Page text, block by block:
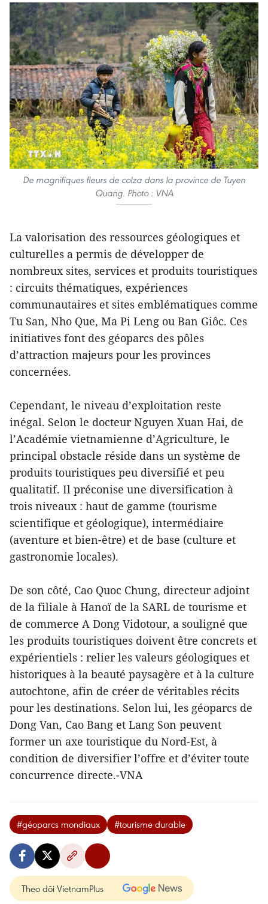
De magnifiques fleurs de colza dans la province de Tuyen
Quang. Photo : VNA
La valorisation des ressources géologiques et
culturelles a permis de développer de
nombreux sites, services et produits touristiques
: circuits thématiques, expériences
communautaires et sites emblématiques comme
Tu San, Nho Que, Ma Pi Leng ou Ban Giôc. Ces
initiatives font des géoparcs des pôles
d’attraction majeurs pour les provinces
concernées.
Cependant, le niveau d’exploitation reste
inégal. Selon le docteur Nguyen Xuan Hai, de
l’Académie vietnamienne d’Agriculture, le
principal obstacle réside dans un système de
produits touristiques peu diversifié et peu
qualitatif. Il préconise une diversification à
trois niveaux : haut de gamme (tourisme
scientifique et géologique), intermédiaire
(aventure et bien-être) et de base (culture et
gastronomie locales).
De son côté, Cao Quoc Chung, directeur adjoint
de la filiale à Hanoï de la SARL de tourisme et
de commerce A Dong Vidotour, a souligné que
les produits touristiques doivent être concrets et
expérientiels : relier les valeurs géologiques et
historiques à la beauté paysagère et à la culture
autochtone, afin de créer de véritables récits
pour les destinations. Selon lui, les géoparcs de
Dong Van, Cao Bang et Lang Son peuvent
former un axe touristique du Nord-Est, à
condition de diversifier l’offre et d’éviter toute
concurrence directe.-VNA
#géoparcs mondiaux #tourisme durable
Theo dõi VietnamPlus